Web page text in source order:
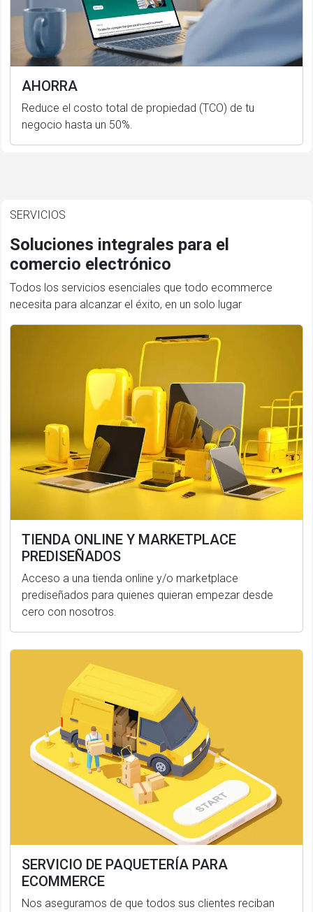
AHORRA
Reduce el costo total de propiedad (TCO) de tu
negocio hasta un 50%.
SERVICIOS
Soluciones integrales para el
comercio electrónico
Todos los servicios esenciales que todo ecommerce
necesita para alcanzar el éxito, en un solo lugar
TIENDA ONLINE Y MARKETPLACE
PREDISEÑADOS
Acceso a una tienda online y/o marketplace
prediseñados para quienes quieran empezar desde
cero con nosotros.
SERVICIO DE PAQUETERÍA PARA
ECOMMERCE
Nos aseguramos de que todos sus clientes reciban